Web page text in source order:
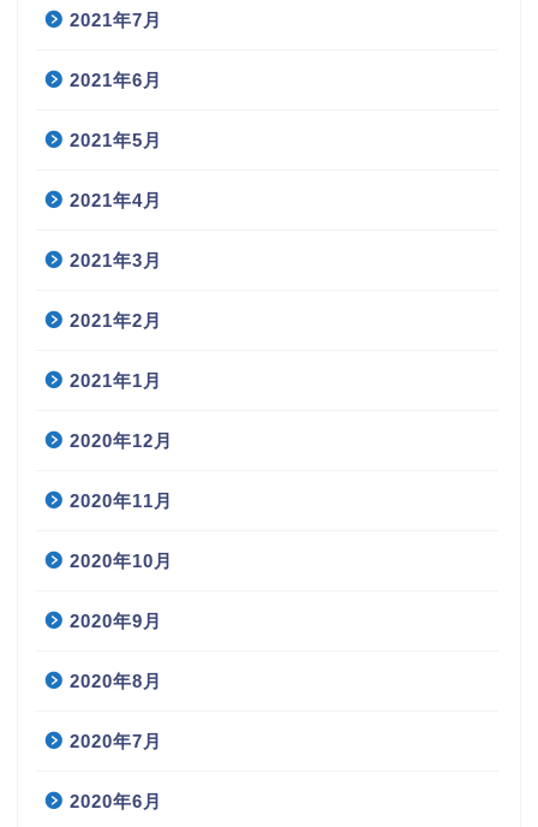
2021年7月
2021年6月
2021年5月
2021年4月
2021年3月
2021年2月
2021年1月
2020年12月
2020年11月
2020年10月
2020年9月
2020年8月
2020年7月
2020年6月